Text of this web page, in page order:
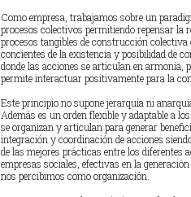
Como empresa, trabajamos sobre un
procesos colectivos permitiendo repensar la
procesos tangibles de construcción
concientes de la existencia y posibilidad de
donde las acciones se articulan en armonía,
permite interactuar positivamente para la
Este principio no supone jerarquía ni
Además es un orden flexible y adaptable a
se organizan y articulan para generar
integración y coordinación de acciones
de las mejores prácticas entre los diferentes
empresas sociales, efectivas en la
nos percibimos como organización.